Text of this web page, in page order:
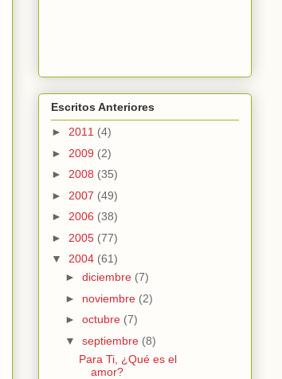
Escritos Anteriores
► 2011 (4)
► 2009 (2)
► 2008 (35)
► 2007 (49)
► 2006 (38)
► 2005 (77)
▼ 2004 (61)
► diciembre (7)
► noviembre (2)
► octubre (7)
▼ septiembre (8)
Para Ti, ¿Qué es el
amor?